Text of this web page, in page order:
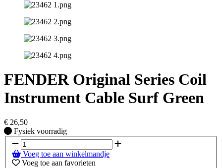
FENDER Original Series Coil
Instrument Cable Surf Green
€ 26,50
Fysiek voorradig
Fysiek voorradig
Voeg toe aan winkelmandje
Voeg toe aan favorieten